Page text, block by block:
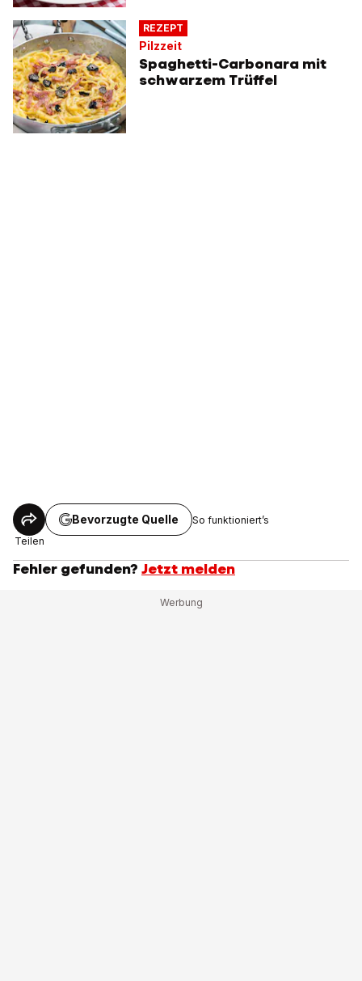
REZEPT
Pilzzeit
Spaghetti-Carbonara mit
schwarzem Trüffel
Teilen
Bevorzugte Quelle So funktioniert’s
Fehler gefunden? Jetzt melden